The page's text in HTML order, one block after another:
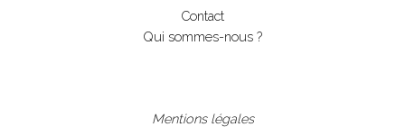
Contact
Qui sommes-nous ?
Mentions légales